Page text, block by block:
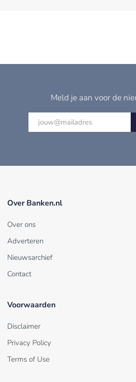
Meld je aan voor de
Over Banken.nl
Over ons
Adverteren
Nieuwsarchief
Contact
Voorwaarden
Disclaimer
Privacy Policy
Terms of Use